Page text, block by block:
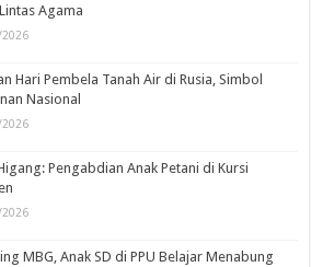
Agama
Hari Pembela Tanah Air di Rusia, Simbol
Nasional
Pengabdian Anak Petani di Kursi
MBG, Anak SD di PPU Belajar Menabung